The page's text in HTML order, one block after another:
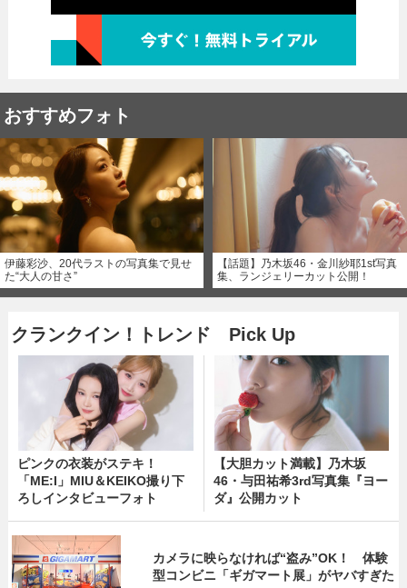
おすすめフォト
伊藤彩沙、20代ラストの写真集で見せ
た“大人の甘さ”
【話題】乃木坂46・金川紗耶1st写真
集、ランジェリーカット公開！
クランクイン！トレンド Pick Up
ピンクの衣装がステキ！
「ME:I」MIU＆KEIKO撮り下
ろしインタビューフォト
【大胆カット満載】乃木坂
46・与田祐希3rd写真集『ヨー
ダ』公開カット
カメラに映らなければ“盗み”OK！ 体験
型コンビニ「ギガマート展」がヤバすぎた